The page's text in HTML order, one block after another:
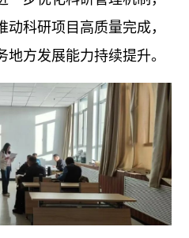
科研项目高质量完成，
方发展能力持续提升。